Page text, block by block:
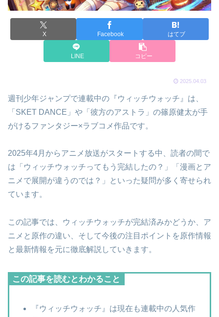
X Facebook はてブ
LINE コピー
2025.04.03
週刊少年ジャンプで連載中の『ウィッチウォッチ』は、
「SKET DANCE」や「彼方のアストラ」の篠原健太が手
がけるファンタジー×ラブコメ作品です。
2025年4月からアニメ放送がスタートする中、読者の間で
は「ウィッチウォッチってもう完結したの？」「漫画とア
ニメで展開が違うのでは？」といった疑問が多く寄せられ
ています。
この記事では、ウィッチウォッチが完結済みかどうか、ア
ニメと原作の違い、そして今後の注目ポイントを原作情報
と最新情報を元に徹底解説していきます。
この記事を読むとわかること
『ウィッチウォッチ』は現在も連載中の人気作